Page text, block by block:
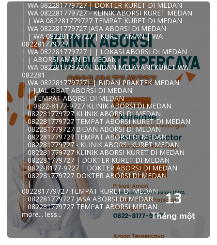
| WA 082281779727 | DOKTER KURET DI MEDAN
| WA 082281779727 - KLINIK ABORSI KURET MEDAN
| | WA 082281779727 TEMPAT KURET DI MEDAN
| WA 082281779727 JASA ABORSI DI MEDAN
| | WA 082281779727 | KURET AMAN | WA
082281779727
| WA 082281779727 | | LOKASI ABORSI DI MEDAN
| | ABORSI AMAN DI MEDAN
| WA 082281779727 | BIDAN MELAYANI KURET WA
082281
| WA 082281779727| | BIDAN PRAKTEK MEDAN
| | JUAL OBAT ABORSI DI MEDAN
| | TEMPAT ABORSI DI MEDAN
| | 0822-8177-9727 KLINIK ABORSI DI MEDAN
| 082281779727 KLINIK ABORSI DI MEDAN
| 082281779727 TEMPAT ABORSI KURET DI MEDAN
| 082281779727 BIDAN ABORSI DI MEDAN
| 082281779727 TEMPAT ABORSI DI MEDAN
| 082281779727 - KLINIK ABORSI KURET MEDAN
| 082281779727 KLINIK ABORSI KURET DI MEDAN
| 082281779727 | DOKTER KURET DI MEDAN
| 0822-8177-9727 | DOKTER ABORSI DI MEDAN
| 082281779727 DOKTER ABORSI DI MEDAN
| |
082281779727 TEMPAT KURET DI MEDAN
| 082281779727 JASA ABORSI DI MEDAN
| 082281779727 TEMPAT ABORSI MEDAN
more... less...
13
Tháng một
KLINIK ABORSI KURET MEDAN WA 082281779727 KLINIK
A
0822/81779/727 TEMPAT ABORSI MEDAN
WA 082281779727 DOKTER ABORSI MEDAN
WA 082281779727 KLINIK ABORSI MEDAN
WA 082281779727 TEMPAT ABORSI KURET MEDAN
082281779727 BIDAN ABORSI DI MEDAN
082281779727 DOKTER ABORSI DI MEDAN
WA 0822*81779*727 TEMPAT ABORSI MEDAN
WA 082281779727 DOKTER KURET DI MEDAN
WA 082281779727 TEMPAT KURET DI MEDAN
WA 082281779727 JASA ABORSI DI MEDAN
| WA 082-281-779-727 KURET AMAN WA 082281779727
TE
| WA 082-281-779-727 LOKASI ABORSI DI MEDAN
082-281-779-727 ABORSI AMAN DI MEDAN
| WA 082281779727 BIDAN MELAYANI KURET WA
08228177
WA 082281779727 BIDAN PRAKTEK MEDAN
| KLINIK ABORSI MEDAN
WA 082281779727 TEMPAT ABORSI DI MEDAN
| 082281779727 KLINIK ABORSI MEDAN
| WA 0822-8177-9727 DOKTER ABORSI DI MEDAN
| WA 082*2817797*27 BIDAN ABORSI DI MEDAN
| WA 0822*81779*727 KLINIK KURET DI MEDAN
WA 082281779727 KURET AMAN | WA 082281779727
KLINI